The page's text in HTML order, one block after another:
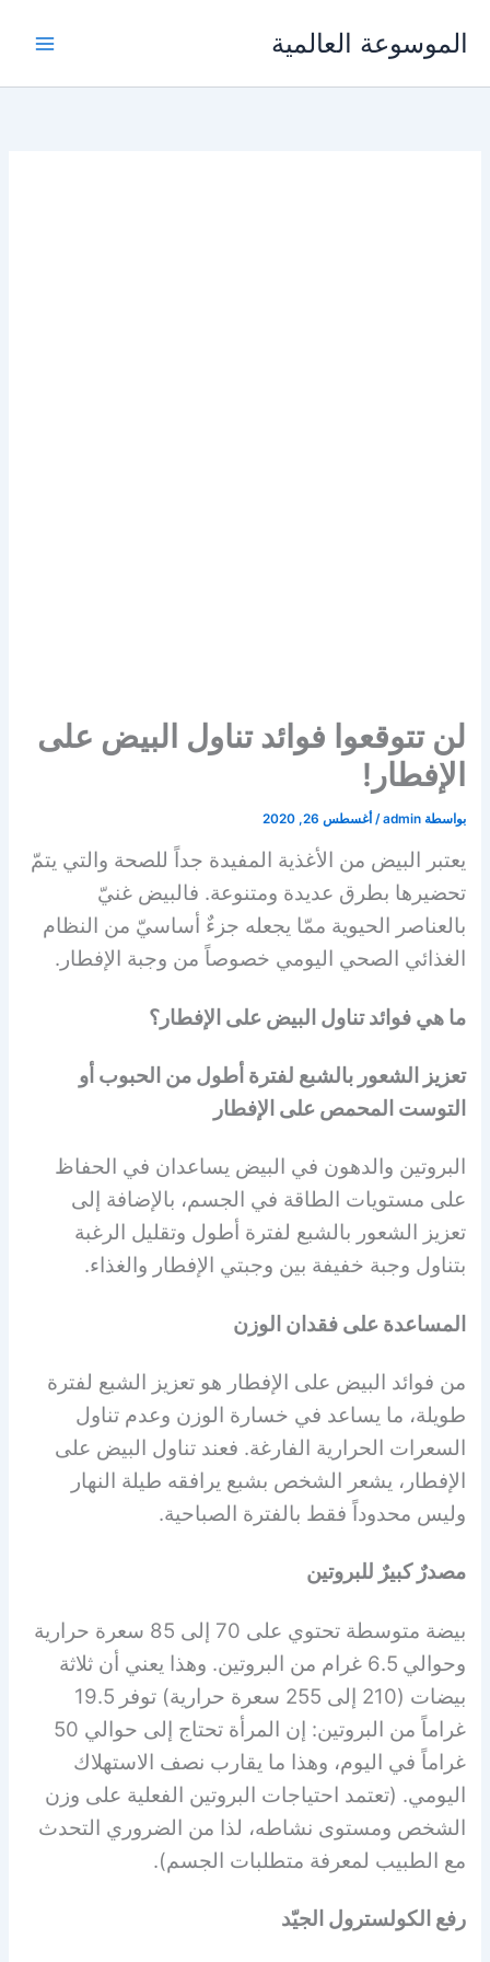
الموسوعة العالمية
لن تتوقعوا فوائد تناول البيض على
الإفطار!
بواسطة admin
/أغسطس 26, 2020
يعتبر البيض من الأغذية المفيدة جداً للصحة والتي يتمّ
تحضيرها بطرق عديدة ومتنوعة. فالبيض غنيّ
بالعناصر الحيوية ممّا يجعله جزءٌ أساسيّ من النظام
الغذائي الصحي اليومي خصوصاً من وجبة الإفطار.
ما هي فوائد تناول البيض على الإفطار؟
تعزيز الشعور بالشبع لفترة أطول من الحبوب أو
التوست المحمص على الإفطار
البروتين والدهون في البيض يساعدان في الحفاظ
على مستويات الطاقة في الجسم، بالإضافة إلى
تعزيز الشعور بالشبع لفترة أطول وتقليل الرغبة
بتناول وجبة خفيفة بين وجبتي الإفطار والغذاء.
المساعدة على فقدان الوزن
من فوائد البيض على الإفطار هو تعزيز الشبع لفترة
طويلة، ما يساعد في خسارة الوزن وعدم تناول
السعرات الحرارية الفارغة. فعند تناول البيض على
الإفطار، يشعر الشخص بشبع يرافقه طيلة النهار
وليس محدوداً فقط بالفترة الصباحية.
مصدرٌ كبيرٌ للبروتين
بيضة متوسطة تحتوي على 70 إلى 85 سعرة حرارية
وحوالي 6.5 غرام من البروتين. وهذا يعني أن ثلاثة
بيضات (210 إلى 255 سعرة حرارية) توفر 19.5
غراماً من البروتين: إن المرأة تحتاج إلى حوالي 50
غراماً في اليوم، وهذا ما يقارب نصف الاستهلاك
اليومي. (تعتمد احتياجات البروتين الفعلية على وزن
الشخص ومستوى نشاطه، لذا من الضروري التحدث
مع الطبيب لمعرفة متطلبات الجسم).
رفع الكولسترول الجيّد